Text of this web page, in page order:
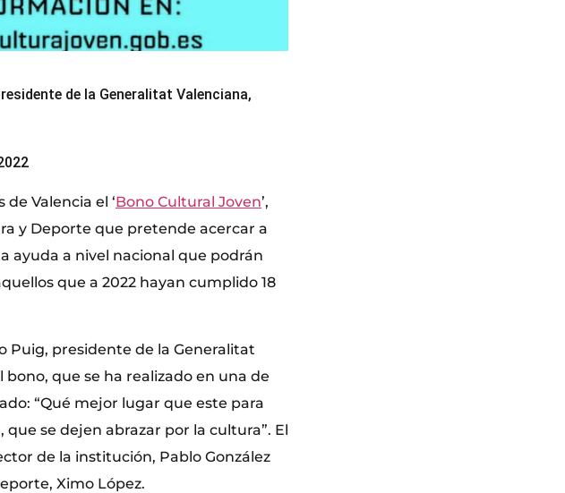
de la Generalitat Valenciana,
Valencia el ‘Bono Cultural Joven’,
y Deporte que pretende acercar a
ayuda a nivel nacional que podrán
que a 2022 hayan cumplido 18
Puig, presidente de la Generalitat
que se ha realizado en una de
“Qué mejor lugar que este para
se dejen abrazar por la cultura”. El
de la institución, Pablo González
Ximo López.